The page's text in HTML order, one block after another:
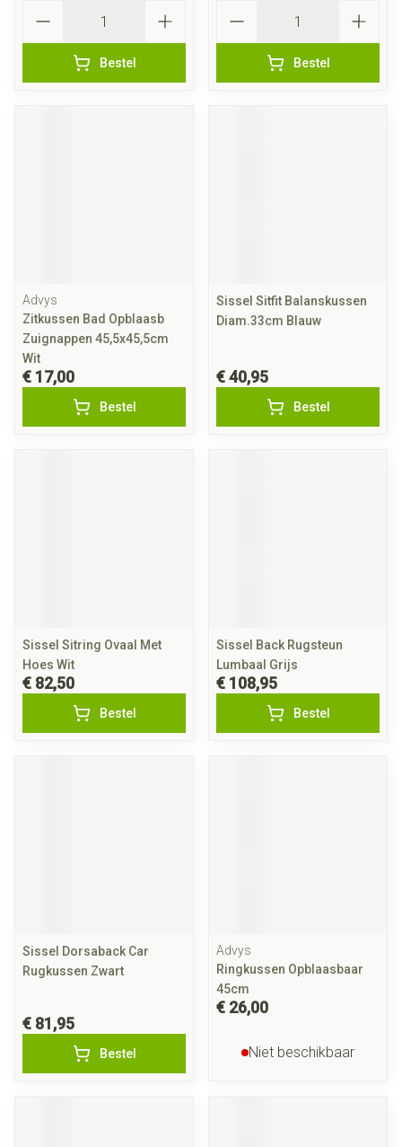
Bestel Bestel
Advys
Zitkussen Bad Opblaasb
Zuignappen 45,5x45,5cm
Wit
€ 17,00
Bestel
Sissel Sitfit Balanskussen
Diam.33cm Blauw
€ 40,95
Bestel
Sissel Sitring Ovaal Met
Hoes Wit
€ 82,50
Bestel
Sissel Back Rugsteun
Lumbaal Grijs
€ 108,95
Bestel
Sissel Dorsaback Car
Rugkussen Zwart
€ 81,95
Bestel
Advys
Ringkussen Opblaasbaar
45cm
€ 26,00
Niet beschikbaar